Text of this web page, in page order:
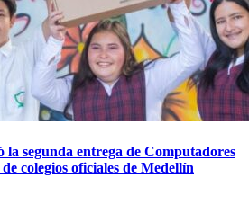
la segunda entrega de Computadores
colegios oficiales de Medellín